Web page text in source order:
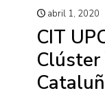
abril 1, 2020
CIT